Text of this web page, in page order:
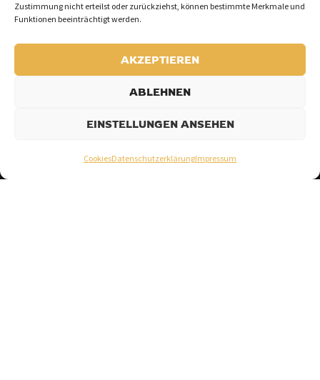
Zustimmung nicht erteilst oder zurückziehst, können bestimmte Merkmale und
Funktionen beeinträchtigt werden.
AKZEPTIEREN
ABLEHNEN
EINSTELLUNGEN ANSEHEN
CookiesDatenschutzerklärungImpressum